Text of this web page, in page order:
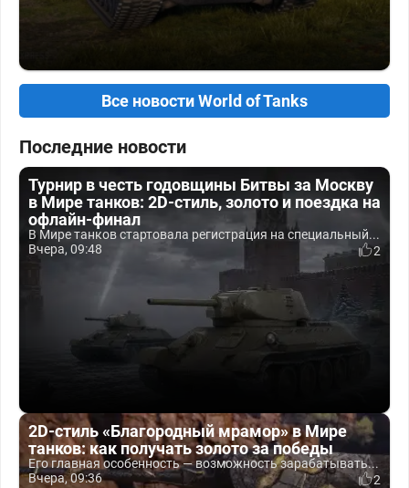
Все новости World of Tanks
Последние новости
Турнир в честь годовщины Битвы за Москву
в Мире танков: 2D-стиль, золото и поездка на
офлайн-финал
В Мире танков стартовала регистрация на специальный...
Вчера, 09:48
2
2D-стиль «Благородный мрамор» в Мире
танков: как получать золото за победы
Его главная особенность — возможность зарабатывать...
Вчера, 09:36
2